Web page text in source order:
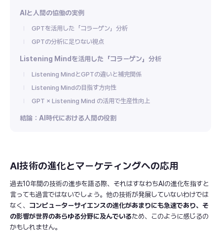
AIと人間の協働の実例
GPTを活用した「コラーゲン」分析
GPTの分析に足りない視点
Listening Mindを活用した「コラーゲン」分析
Listening MindとGPTの違いと補完関係
Listening Mindの目指す方向性
GPT × Listening Mind の活用で生産性向上
結論：AI時代における人間の役割
AI技術の進化とマーケティングへの応用
過去10年間の技術の進歩を語る際、それはすなわちAIの進化を指すと
言っても過言ではないでしょう。他の技術が発展していないわけでは
なく、 コンピューターサイエンスの進化があまりにも急速であり、そ
の影響が世界のあらゆる分野に及んでいるため、このように感じるの
かもしれません。